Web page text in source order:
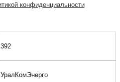
конфиденциальности
392
УралКомЭнерго